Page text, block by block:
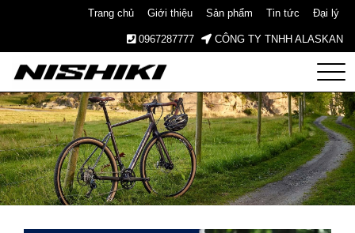
Trang chủ Giới thiệu Sản phẩm Tin tức Đại lý
0967287777 CÔNG TY TNHH ALASKAN
Nishiki
– Xe
Đạp